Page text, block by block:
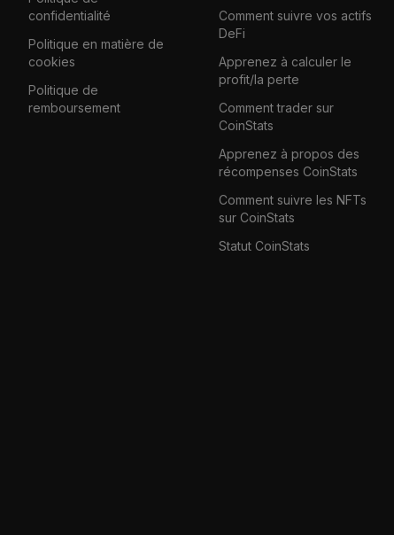
confidentialité
Politique en matière de
cookies
Politique de
remboursement
Comment suivre vos actifs
DeFi
Apprenez à calculer le
profit/la perte
Comment trader sur
CoinStats
Apprenez à propos des
récompenses CoinStats
Comment suivre les NFTs
sur CoinStats
Statut CoinStats